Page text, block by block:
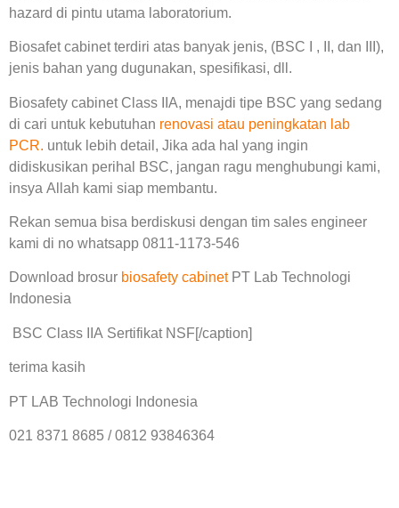
hazard di pintu utama laboratorium.
Biosafet cabinet terdiri atas banyak jenis, (BSC I , II, dan III),
jenis bahan yang dugunakan, spesifikasi, dll.
Biosafety cabinet Class IIA, menajdi tipe BSC yang sedang
di cari untuk kebutuhan renovasi atau peningkatan lab
PCR. untuk lebih detail, Jika ada hal yang ingin
didiskusikan perihal BSC, jangan ragu menghubungi kami,
insya Allah kami siap membantu.
Rekan semua bisa berdiskusi dengan tim sales engineer
kami di no whatsapp 0811-1173-546
Download brosur biosafety cabinetPT Lab Technologi
Indonesia
BSC Class IIA Sertifikat NSF[/caption]
terima kasih
PT LAB Technologi Indonesia
021 8371 8685 / 0812 93846364